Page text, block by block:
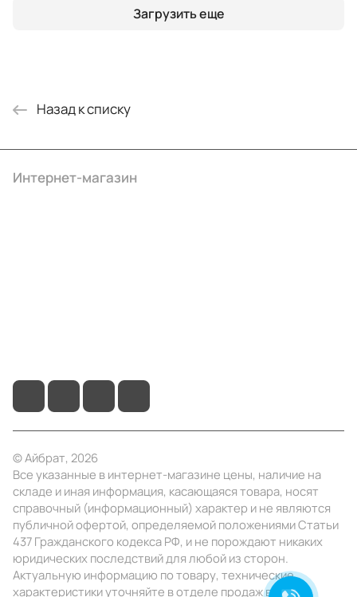
Загрузить еще
Назад к списку
Интернет-магазин
© Айбрат, 2026
Все указанные в интернет-магазине цены, наличие на
складе и иная информация, касающаяся товара, носят
справочный (информационный) характер и не являются
публичной офертой, определяемой положениями Статьи
437 Гражданского кодекса РФ, и не порождают никаких
юридических последствий для любой из сторон.
Актуальную информацию по товару, технические
характеристики уточняйте в отделе продаж в день